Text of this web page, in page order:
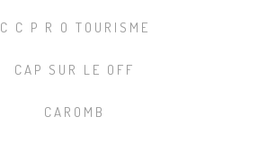
C C P R O TOURISME
CAP SUR LE OFF
CAROMB